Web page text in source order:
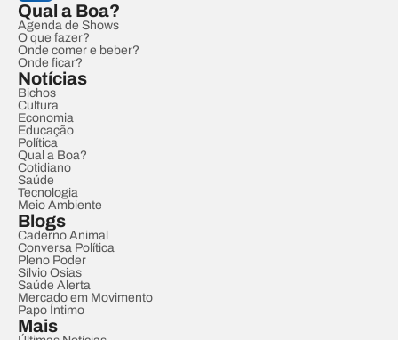
Qual a Boa?
Agenda de Shows
O que fazer?
Onde comer e beber?
Onde ficar?
Notícias
Bichos
Cultura
Economia
Educação
Política
Qual a Boa?
Cotidiano
Saúde
Tecnologia
Meio Ambiente
Blogs
Caderno Animal
Conversa Política
Pleno Poder
Sílvio Osias
Saúde Alerta
Mercado em Movimento
Papo Íntimo
Mais